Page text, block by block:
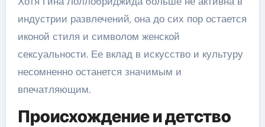
индустрии развлечений, она до сих пор остается
иконой стиля и символом женской
сексуальности. Ее вклад в искусство и культуру
несомненно останется значимым и
впечатляющим.
Происхождение и детство